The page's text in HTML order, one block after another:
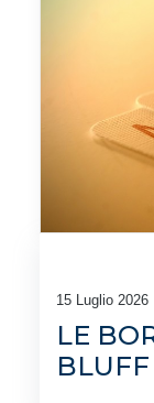
15 Luglio 2026
LE